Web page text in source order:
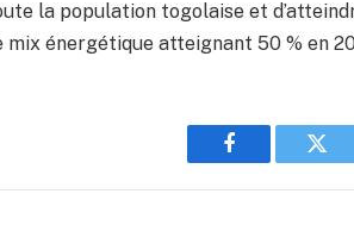
la population togolaise et
mix énergétique atteignant 50 % en
Facebook